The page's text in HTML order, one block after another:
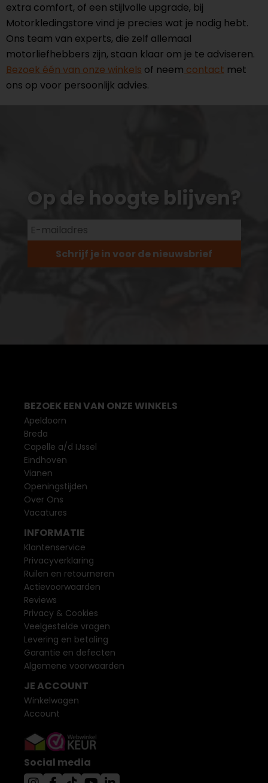
extra comfort, of een stijlvolle upgrade, bij
Motorkledingstore vind je precies wat je nodig hebt.
Ons team van experts, die zelf allemaal
motorliefhebbers zijn, staan klaar om je te adviseren.
Bezoek één van onze winkels of neem contact met
ons op voor persoonlijk advies.
Op de hoogte blijven?
Schrijf je in voor de nieuwsbrief
BEZOEK EEN VAN ONZE WINKELS
Apeldoorn
Breda
Capelle a/d IJssel
Eindhoven
Vianen
Openingstijden
Over Ons
Vacatures
INFORMATIE
Klantenservice
Privacyverklaring
Ruilen en retourneren
Actievoorwaarden
Reviews
Privacy & Cookies
Veelgestelde vragen
Levering en betaling
Garantie en defecten
Algemene voorwaarden
JE ACCOUNT
Winkelwagen
Account
Social media